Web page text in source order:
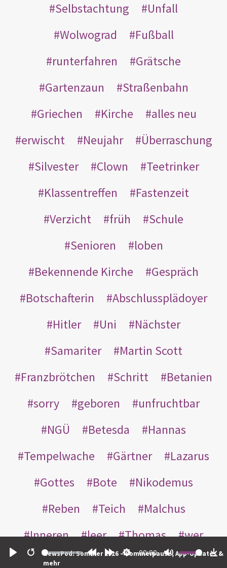
Restart
00:00
NewsPod: Sommer 2026 – Sommerpause, App-Updates &
mehr
Selbstachtung
Unfall
Wolwograd
Fußball
runterfahren
Grätsche
Gartenzaun
Straßenbahn
Griechen
Kirche
alles neu
erwischt
Neujahr
Überraschung
Silvester
Clown
Teetrinker
Klassentreffen
Fastenzeit
Verzicht
früh
Schule
Senioren
loben
Bekennende Kirche
Gespräch
Botschafterin
Abschlussplädoyer
Hitler
Uni
Nächster
Samariter
Martin Scott
Franzbrötchen
Schritt
Betanien
sorry
geboren
unfruchtbar
NGÜ
Betesda
Hannas
Tempelwache
Gärtner
Lazarus
Gottes
Bote
Nikodemus
Reben
Teich
Malchus
Inneren
leer Thomas
wer
einander
nachts weggeworfen